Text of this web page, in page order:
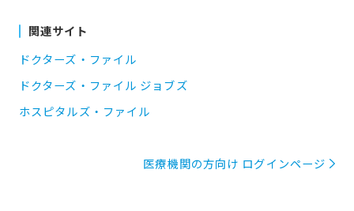
関連サイト
ドクターズ・ファイル
ドクターズ・ファイル ジョブズ
ホスピタルズ・ファイル
医療機関の方向け ログインページ